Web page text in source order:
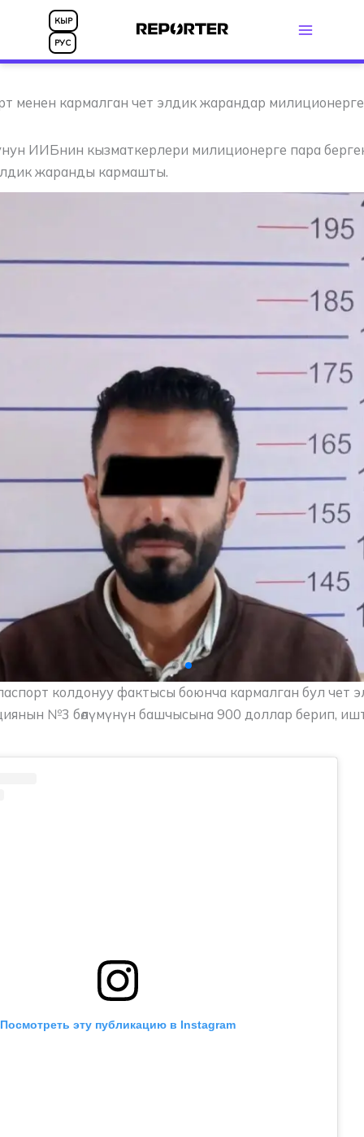
КЫР
РУС
менен кармалган чет элдик жарандар
ИИБнин кызматкерлери милиционерге пара
жаранды кармашты.
колдонуу фактысы боюнча кармалган бул чет
№3 бөлүмүнүн башчысына 900 доллар берип,
Посмотреть эту публикацию в Instagram